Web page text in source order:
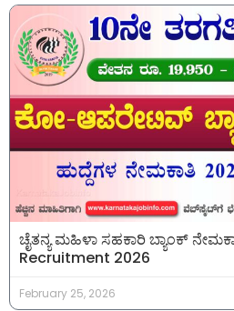
ಚೈತನ್ಯ ಮಹಿಳಾ ಸಹಕಾರಿ ಬ್ಯಾಂಕ್
Recruitment 2026
February 25, 2026